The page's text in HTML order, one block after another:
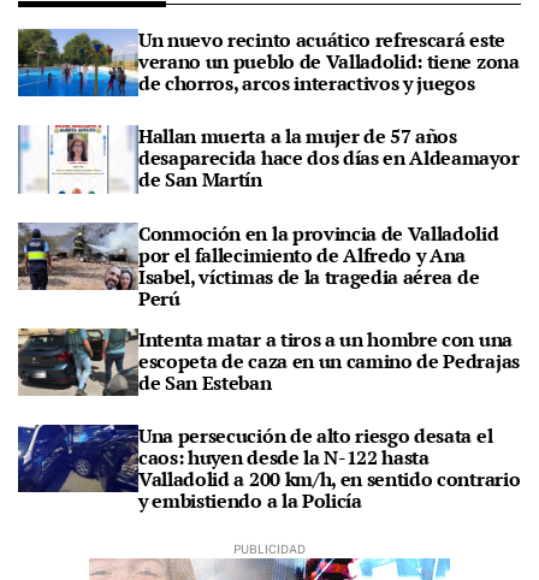
Un nuevo recinto acuático refrescará este
verano un pueblo de Valladolid: tiene zona
de chorros, arcos interactivos y juegos
Hallan muerta a la mujer de 57 años
desaparecida hace dos días en Aldeamayor
de San Martín
Conmoción en la provincia de Valladolid
por el fallecimiento de Alfredo y Ana
Isabel, víctimas de la tragedia aérea de
Perú
Intenta matar a tiros a un hombre con una
escopeta de caza en un camino de Pedrajas
de San Esteban
Una persecución de alto riesgo desata el
caos: huyen desde la N-122 hasta
Valladolid a 200 km/h, en sentido contrario
y embistiendo a la Policía